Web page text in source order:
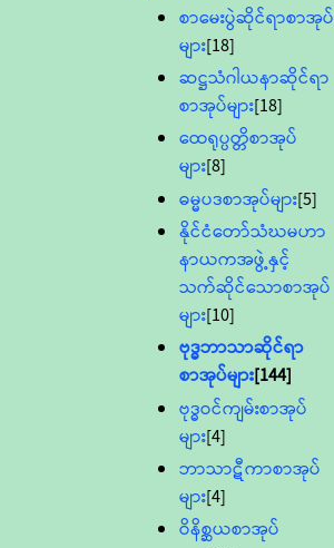
စာမေးပွဲဆိုင်ရာစာအုပ်
များ[18]
ဆဋ္ဌသံဂါယနာဆိုင်ရာ
စာအုပ်များ[18]
ထေရုပ္ပတ္တိစာအုပ်
များ[8]
ဓမ္မပဒစာအုပ်များ[5]
နိုင်ငံတော်သံဃမဟာ
နာယကအဖွဲ့နှင့်
သက်ဆိုင်သောစာအုပ်
များ[10]
ဗုဒ္ဓဘာသာဆိုင်ရာ
စာအုပ်များ[144]
ဗုဒ္ဓဝင်ကျမ်းစာအုပ်
များ[4]
ဘာသာဋီကာစာအုပ်
များ[4]
ဝိနိစ္ဆယစာအုပ်